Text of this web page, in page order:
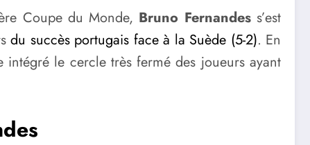
Coupe du Monde, Bruno Fernandess’est
du succès portugais face à la Suède (5-2). En
le cercle très fermé des joueurs ayant